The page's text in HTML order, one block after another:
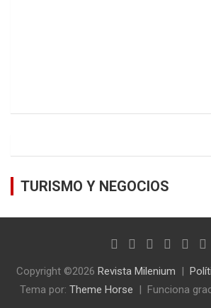
TURISMO Y NEGOCIOS
Copyright ©2026 Revista Milenium
Tema por: Theme Horse Funciona